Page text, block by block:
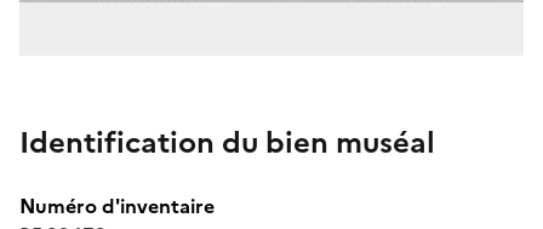
Identification du bien muséal
Numéro d'inventaire